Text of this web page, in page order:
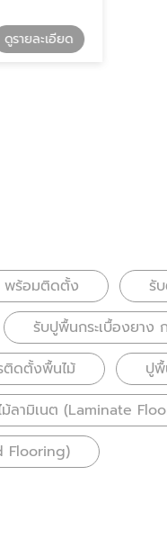
ายละเอียด
พร้อมติดตั้ง
รั
รับปูพื้นกระเบื้องยาง
ติดตั้งพื้นไม้
ปู
ลามิเนต (Laminate
Flooring)